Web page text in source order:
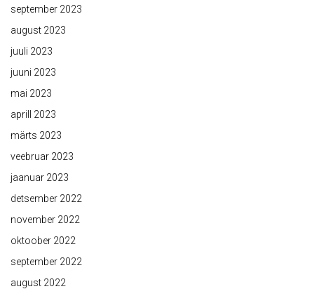
september 2023
august 2023
juuli 2023
juuni 2023
mai 2023
aprill 2023
märts 2023
veebruar 2023
jaanuar 2023
detsember 2022
november 2022
oktoober 2022
september 2022
august 2022